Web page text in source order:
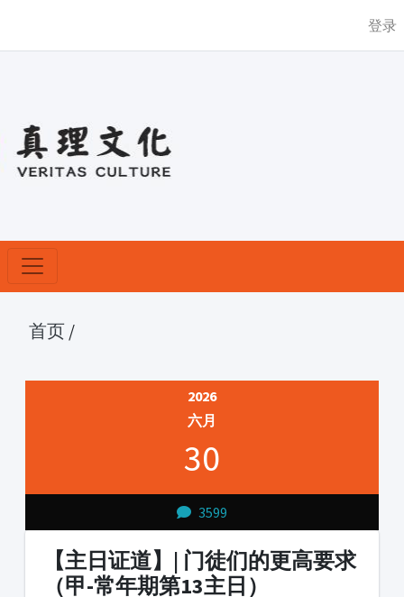
登录
首页 /
2026
六月
30
3599
【主日证道】| 门徒们的更高要求
（甲-常年期第13主日）